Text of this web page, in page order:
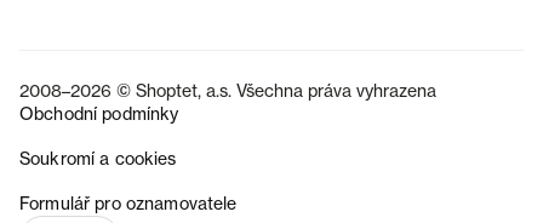
2008–2026 © Shoptet, a.s. Všechna práva vyhrazena
Obchodní podmínky
Soukromí a cookies
Formulář pro oznamovatele